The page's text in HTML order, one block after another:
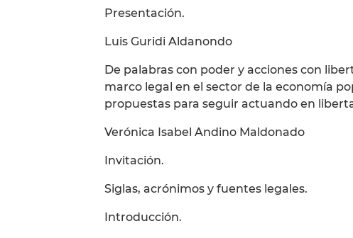
Presentación.
Luis Guridi Aldanondo
De palabras con poder y acciones con
marco legal en el sector de la economía
propuestas para seguir actuando en
Verónica Isabel Andino Maldonado
Invitación.
Siglas, acrónimos y fuentes legales.
Introducción.